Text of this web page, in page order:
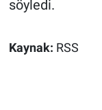
söyledi.
Kaynak: RSS